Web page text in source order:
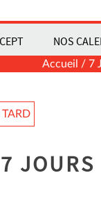
NOS
Accueil / 7
7